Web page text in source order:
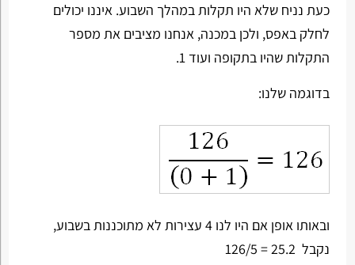
כעת נניח שלא היו תקלות במהלך השבוע. איננו יכולים
לחלק באפס, ולכן במכנה, אנחנו מציבים את מספר
התקלות שהיו בתקופה ועוד 1.
בדוגמה שלנו:
ובאותו אופן אם היו לנו 4 עצירות לא מתוכננות בשבוע,
נקבל 25.2 = 126/5